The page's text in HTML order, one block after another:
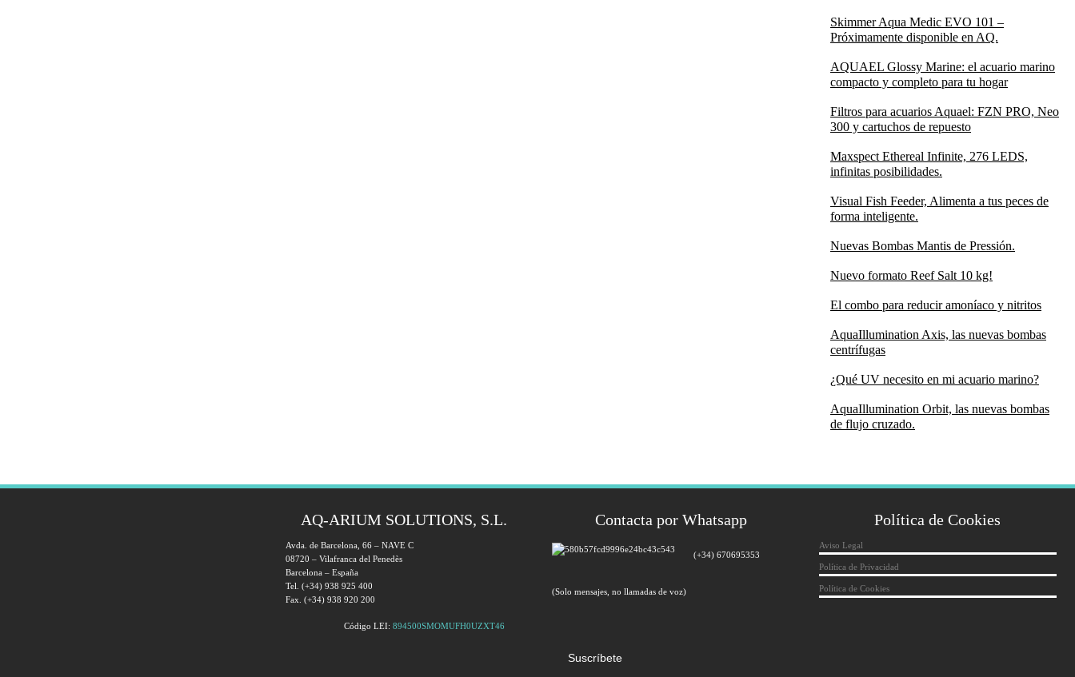
Skimmer Aqua Medic EVO 101 –
Próximamente disponible en AQ.
AQUAEL Glossy Marine: el acuario marino
compacto y completo para tu hogar
Filtros para acuarios Aquael: FZN PRO, Neo
300 y cartuchos de repuesto
Maxspect Ethereal Infinite, 276 LEDS,
infinitas posibilidades.
Visual Fish Feeder, Alimenta a tus peces de
forma inteligente.
Nuevas Bombas Mantis de Pressión.
Nuevo formato Reef Salt 10 kg!
El combo para reducir amoníaco y nitritos
AquaIllumination Axis, las nuevas bombas
centrífugas
¿Qué UV necesito en mi acuario marino?
AquaIllumination Orbit, las nuevas bombas
de flujo cruzado.
AQ-ARIUM SOLUTIONS, S.L.
Avda. de Barcelona, 66 – NAVE C
08720 – Vilafranca del Penedès
Barcelona – España
Tel. (+34) 938 925 400
Fax. (+34) 938 920 200
Código LEI: 894500SMOMUFH0UZXT46
Contacta por Whatsapp
(+34) 670695353
(Solo mensajes, no llamadas de voz)
Suscríbete
Política de Cookies
Aviso Legal
Política de Privacidad
Política de Cookies